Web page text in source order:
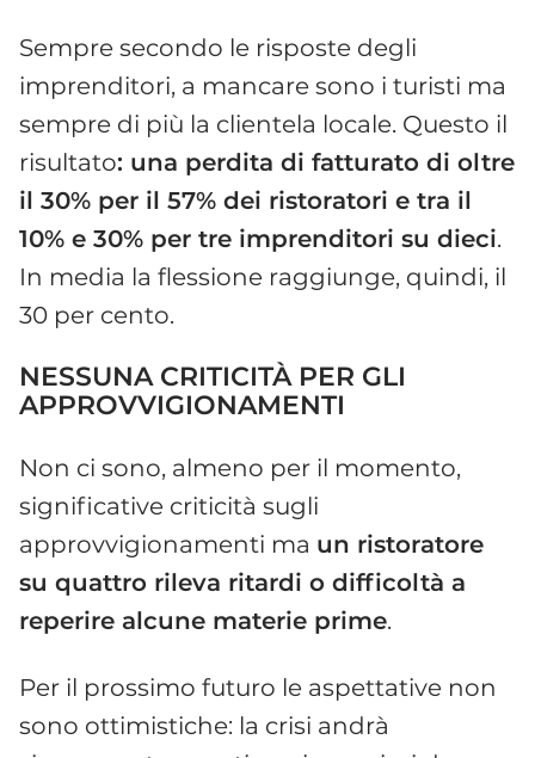
Sempre secondo le risposte degli
imprenditori, a mancare sono i turisti ma
sempre di più la clientela locale. Questo il
risultato: una perdita di fatturato di oltre
il 30% per il 57% dei ristoratori e tra il
10% e 30% per tre imprenditori su dieci.
In media la flessione raggiunge, quindi, il
30 per cento.
NESSUNA CRITICITÀPER GLI
APPROVVIGIONAMENTI
Non ci sono, almeno per il momento,
significative criticità sugli
approvvigionamenti ma un ristoratore
su quattro rileva ritardi o difficoltà a
reperire alcune materie prime.
Per il prossimo futuro le aspettative non
sono ottimistiche: la crisi andrà